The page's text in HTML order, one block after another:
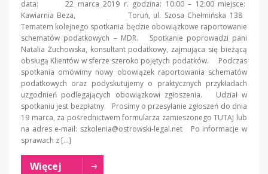
data: 22 marca 2019 r. godzina: 10:00 – 12:00 miejsce:
Kawiarnia Beza, Toruń, ul. Szosa Chełmińska 138
Tematem kolejnego spotkania będzie obowiązkowe raportowanie
schematów podatkowych – MDR. Spotkanie poprowadzi pani
Natalia Żuchowska, konsultant podatkowy, zajmująca się bieżącą
obsługą Klientów w sferze szeroko pojętych podatków. Podczas
spotkania omówimy nowy obowiązek raportowania schematów
podatkowych oraz podyskutujemy o praktycznych przykładach
uzgodnień podlegających obowiązkowi zgłoszenia. Udział w
spotkaniu jest bezpłatny. Prosimy o przesyłanie zgłoszeń do dnia
19 marca, za pośrednictwem formularza zamieszonego TUTAJ lub
na adres e-mail: szkolenia@ostrowski-legal.net Po informacje w
sprawach z […]
Więcej